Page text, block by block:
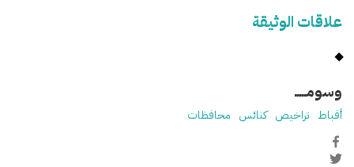
علاقات الوثيقة
وسومـــــ
أقباط تراخيص كنائس محافظات